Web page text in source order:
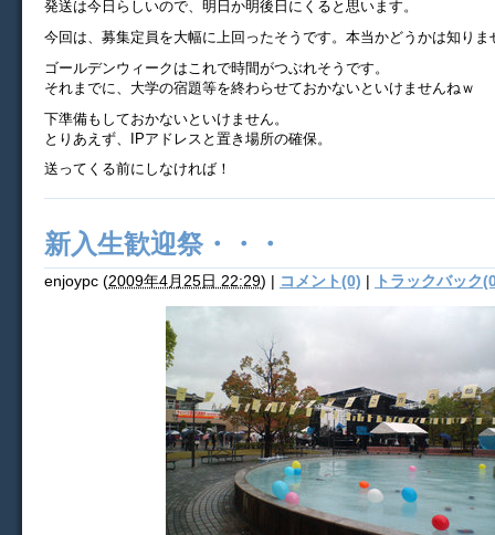
発送は今日らしいので、明日か明後日にくると思います。
今回は、募集定員を大幅に上回ったそうです。本当かどうかは知りま
ゴールデンウィークはこれで時間がつぶれそうです。
それまでに、大学の宿題等を終わらせておかないといけませんねｗ
下準備もしておかないといけません。
とりあえず、IPアドレスと置き場所の確保。
送ってくる前にしなければ！
新入生歓迎祭・・・
enjoypc (2009年4月25日 22:29) | コメント(0) | トラックバック